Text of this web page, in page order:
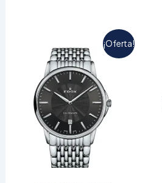
¡Oferta!
El
precio
El
precio